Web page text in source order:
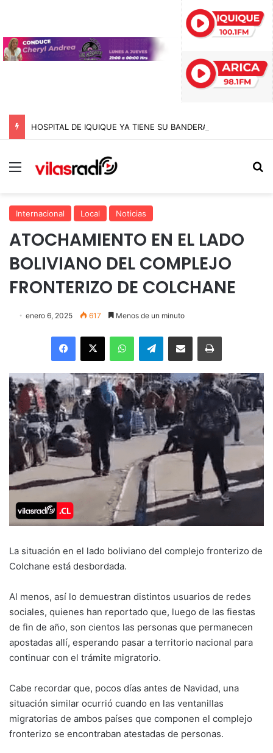
Menú
Internacional Local Noticias
ATOCHAMIENTO EN EL LADO
BOLIVIANO DEL COMPLEJO
FRONTERIZO DE COLCHANE
enero 6, 2025 617 Menos de un minuto
Facebook
X WhatsAppTelegramEnviar vía email Imprimir
La situación en el lado boliviano del complejo fronterizo de
Colchane está desbordada.
Al menos, así lo demuestran distintos usuarios de redes
sociales, quienes han reportado que, luego de las fiestas
de fin de año, son cientos las personas que permanecen
apostadas allí, esperando pasar a territorio nacional para
continuar con el trámite migratorio.
Cabe recordar que, pocos días antes de Navidad, una
situación similar ocurrió cuando en las ventanillas
migratorias de ambos países que componen el complejo
fronterizo se encontraban atestadas de personas.